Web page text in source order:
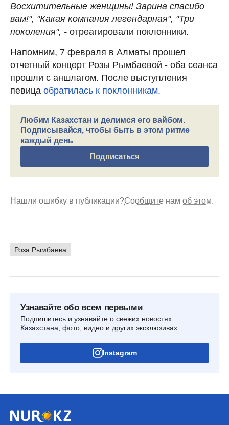
Восхитительные женщины! Зарина спасибо
вам!", "Какая компания легендарная", "Три
поколения", - отреагировали поклонники.
Напомним, 7 февраля в Алматы прошел
отчетный концерт Розы Рымбаевой - оба сеанса
прошли с аншлагом. После выступления
певица обратилась к поклонникам.
Любим Казахстан и делимся его вайбом.
Подписывайся, чтобы быть в этом ритме
каждый день
Подписаться
Нашли ошибку в публикации?Сообщите нам об этом.
Роза Рымбаева
Узнавайте обо всем первыми
Подпишитесь и узнавайте о свежих новостях
Казахстана, фото, видео и других эксклюзивах
Instagram